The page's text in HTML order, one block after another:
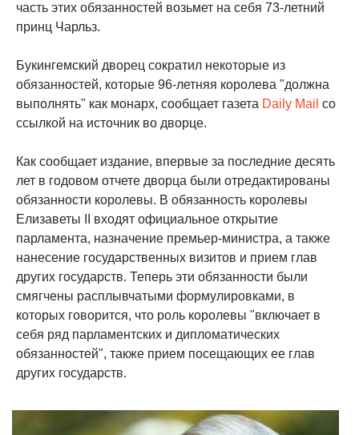
часть этих обязанностей возьмет на себя 73-летний
принц Чарльз.
Букингемский дворец сократил некоторые из
обязанностей, которые 96-летняя королева "должна
выполнять" как монарх, сообщает газета Daily Mail со
ссылкой на источник во дворце.
Как сообщает издание, впервые за последние десять
лет в годовом отчете дворца были отредактированы
обязанности королевы. В обязанность королевы
Елизаветы ІІ входят официальное открытие
парламента, назначение премьер-министра, а также
нанесение государственных визитов и прием глав
других государств. Теперь эти обязанности были
смягчены расплывчатыми формулировками, в
которых говорится, что роль королевы "включает в
себя ряд парламентских и дипломатических
обязанностей", также прием посещающих ее глав
других государств.